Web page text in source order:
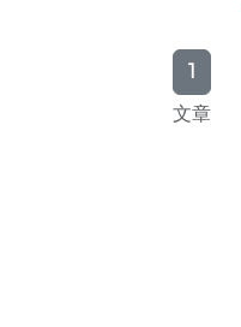
1
文章